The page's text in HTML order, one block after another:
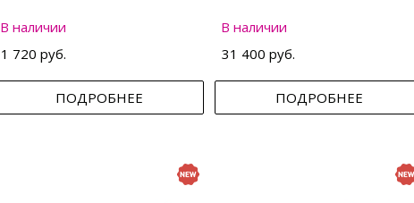
В наличии
1 720 руб.
ПОДРОБНЕЕ
В наличии
31 400 руб.
ПОДРОБНЕЕ